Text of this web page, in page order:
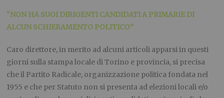
“NON HA SUOI DIRIGENTI CANDIDATI A PRIMARIE DI
ALCUN SCHIERAMENTO POLITICO”
Caro direttore, in merito ad alcuni articoli apparsi in questi
giorni sulla stampa locale di Torino e provincia, si precisa
che il Partito Radicale, organizzazione politica fondata nel
1955 e che per Statuto non si presenta ad elezioni locali e/o